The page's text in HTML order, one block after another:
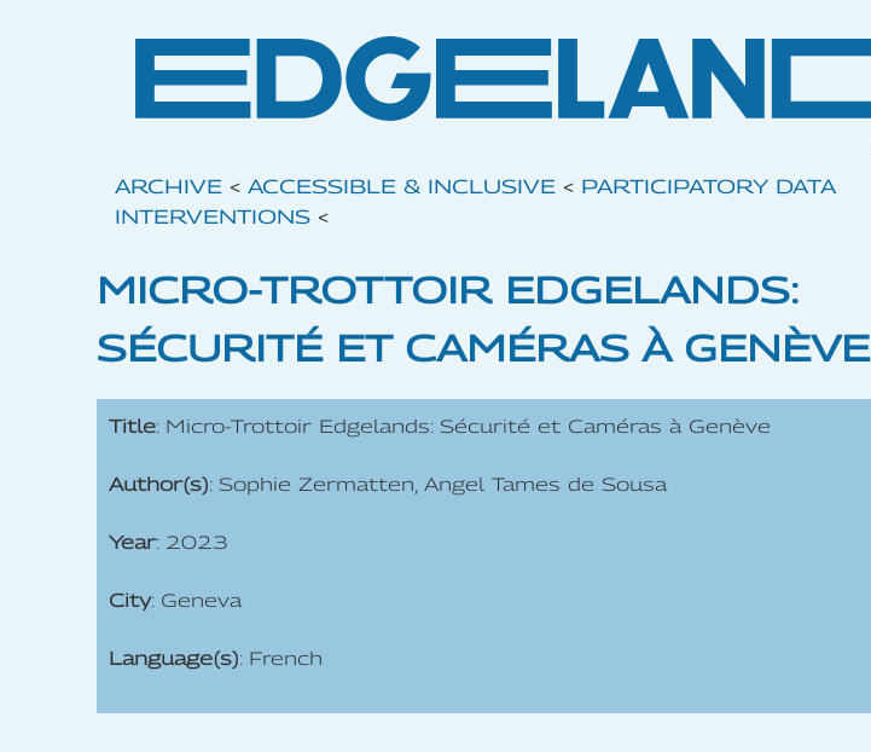
ARCHIVE < ACCESSIBLE & INCLUSIVE < PARTICIPATORY DATA
INTERVENTIONS <
MICRO-TROTTOIR EDGELANDS:
SÉCURITÉ ET CAMÉRAS À GENÈVE
Title: Micro-Trottoir Edgelands: Sécurité et Caméras à Genève
Author(s): Sophie Zermatten, Angel Tames de Sousa
Year: 2023
City: Geneva
Language(s): French